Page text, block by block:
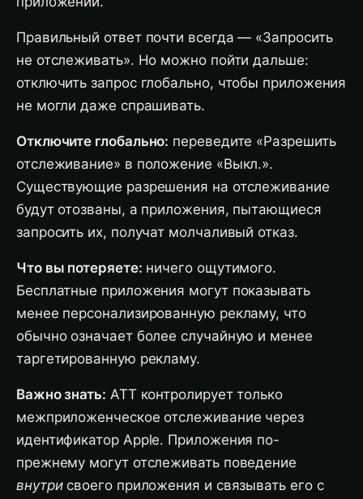
Правильный ответ почти всегда — «Запросить
не отслеживать». Но можно пойти дальше:
отключить запрос глобально, чтобы приложения
не могли даже спрашивать.
Отключите глобально: переведите «Разрешить
отслеживание» в положение «Выкл.».
Существующие разрешения на отслеживание
будут отозваны, а приложения, пытающиеся
запросить их, получат молчаливый отказ.
Что вы потеряете: ничего ощутимого.
Бесплатные приложения могут показывать
менее персонализированную рекламу, что
обычно означает более случайную и менее
таргетированную рекламу.
Важно знать: ATT контролирует только
межприложенческое отслеживание через
идентификатор Apple. Приложения по-
прежнему могут отслеживать поведение
внутрисвоего приложения и связывать его с